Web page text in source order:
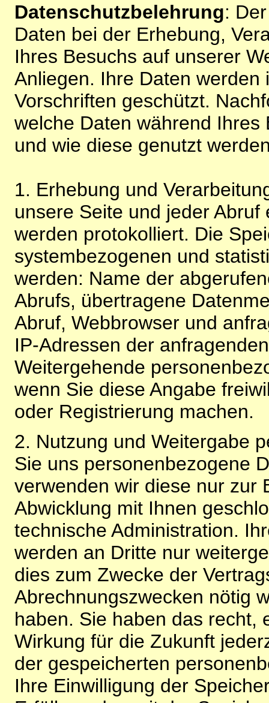
Datenschutzbelehrung:
Daten bei der Erhebung,
Ihres Besuchs auf unserer
Anliegen. Ihre Daten
Vorschriften geschützt.
welche Daten während
und wie diese genutzt
1. Erhebung und
unsere Seite und jeder
werden protokolliert. Die
systembezogenen und
werden: Name der
Abrufs, übertragene
Abruf, Webbrowser und
IP-Adressen der
Weitergehende
wenn Sie diese Angabe
oder Registrierung machen.
2. Nutzung und Weitergabe
Sie uns personenbezogene
verwenden wir diese nur zur
Abwicklung mit Ihnen
technische Administration.
werden an Dritte nur
dies zum Zwecke der
Abrechnungszwecken nötig
haben. Sie haben das recht,
Wirkung für die Zukunft
der gespeicherten
Ihre Einwilligung der